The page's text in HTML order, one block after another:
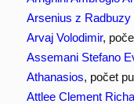
Arsenius z Radbuzy
Arvaj Volodimir,
Assemani Stefano
Athanasios, počet
Attlee Clement